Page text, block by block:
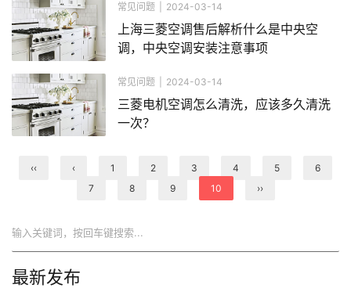
常见问题 2024-03-14
上海三菱空调售后解析什么是中央空
调，中央空调安装注意事项
常见问题 2024-03-14
三菱电机空调怎么清洗，应该多久清洗
一次？
‹‹ ‹ 1 2 3 4 5
6
7
8 9 10 ››
最新发布